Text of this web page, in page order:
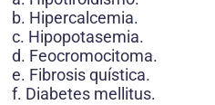
b. Hipercalcemia.
c. Hipopotasemia.
d. Feocromocitoma.
e. Fibrosis quística.
f. Diabetes mellitus.